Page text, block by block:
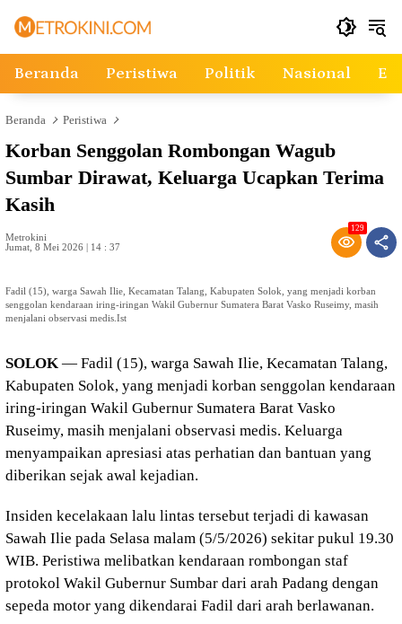
Beranda Peristiwa Politik Nasional
Beranda Peristiwa
Korban Senggolan Rombongan Wagub
Sumbar Dirawat, Keluarga Ucapkan Terima
Kasih
Metrokini
Jumat, 8 Mei 2026 | 14 : 37
129
Fadil (15), warga Sawah Ilie, Kecamatan Talang, Kabupaten Solok, yang menjadi korban
senggolan kendaraan iring-iringan Wakil Gubernur Sumatera Barat Vasko Ruseimy, masih
menjalani observasi medis.Ist
SOLOK — Fadil (15), warga Sawah Ilie, Kecamatan Talang,
Kabupaten Solok, yang menjadi korban senggolan kendaraan
iring-iringan Wakil Gubernur Sumatera Barat Vasko
Ruseimy, masih menjalani observasi medis. Keluarga
menyampaikan apresiasi atas perhatian dan bantuan yang
diberikan sejak awal kejadian.
Insiden kecelakaan lalu lintas tersebut terjadi di kawasan
Sawah Ilie pada Selasa malam (5/5/2026) sekitar pukul 19.30
WIB. Peristiwa melibatkan kendaraan rombongan staf
protokol Wakil Gubernur Sumbar dari arah Padang dengan
sepeda motor yang dikendarai Fadil dari arah berlawanan.